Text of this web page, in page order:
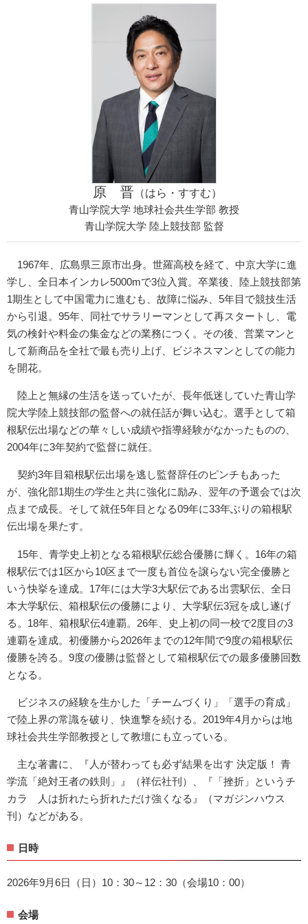
原 晋 （はら・すすむ）
青山学院大学 地球社会共生学部 教授
青山学院大学 陸上競技部 監督
1967年、広島県三原市出身。世羅高校を経て、中京大学に進
学し、全日本インカレ5000mで3位入賞。卒業後、陸上競技部第
1期生として中国電力に進むも、故障に悩み、5年目で競技生活
から引退。95年、同社でサラリーマンとして再スタートし、電
気の検針や料金の集金などの業務につく。その後、営業マンと
して新商品を全社で最も売り上げ、ビジネスマンとしての能力
を開花。
陸上と無縁の生活を送っていたが、長年低迷していた青山学
院大学陸上競技部の監督への就任話が舞い込む。選手として箱
根駅伝出場などの華々しい成績や指導経験がなかったものの、
2004年に3年契約で監督に就任。
契約3年目箱根駅伝出場を逃し監督辞任のピンチもあった
が、強化部1期生の学生と共に強化に励み、翌年の予選会では次
点まで成長。そして就任5年目となる09年に33年ぶりの箱根駅
伝出場を果たす。
15年、青学史上初となる箱根駅伝総合優勝に輝く。16年の箱
根駅伝では1区から10区まで一度も首位を譲らない完全優勝と
いう快挙を達成。17年には大学3大駅伝である出雲駅伝、全日
本大学駅伝、箱根駅伝の優勝により、大学駅伝3冠を成し遂げ
る。18年、箱根駅伝4連覇。26年、史上初の同一校で2度目の3
連覇を達成。初優勝から2026年までの12年間で9度の箱根駅伝
優勝を誇る。9度の優勝は監督として箱根駅伝での最多優勝回数
となる。
ビジネスの経験を生かした「チームづくり」「選手の育成」
で陸上界の常識を破り、快進撃を続ける。2019年4月からは地
球社会共生学部教授として教壇にも立っている。
主な著書に、『人が替わっても必ず結果を出す 決定版！ 青
学流「絶対王者の鉄則」』（祥伝社刊）、『「挫折」というチ
カラ 人は折れたら折れただけ強くなる』（マガジンハウス
刊）などがある。
日時
2026年9月6日（日）10：30～12：30（会場10：00）
会場